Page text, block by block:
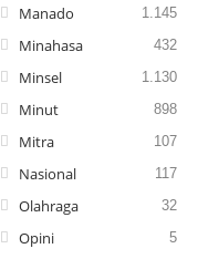
Manado 1.145
Minahasa 432
Minsel 1.130
Minut 898
Mitra 107
Nasional 117
Olahraga 32
Opini 5